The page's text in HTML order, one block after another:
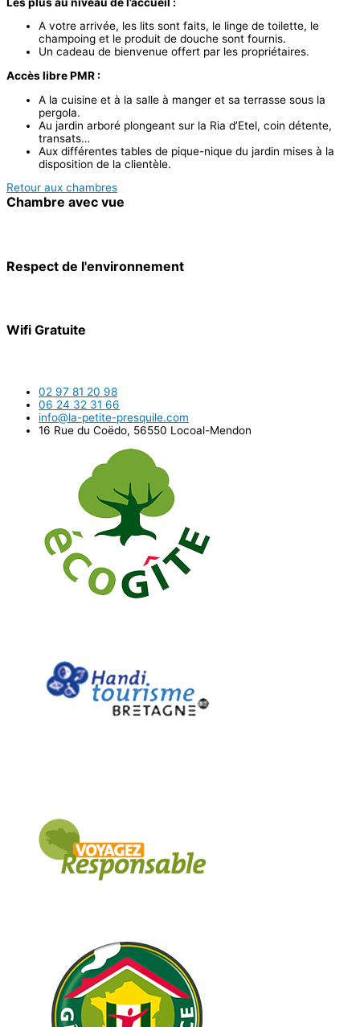
A votre arrivée, les lits sont faits, le linge de toilette, le
champoing et le produit de douche sont fournis.
Un cadeau de bienvenue offert par les propriétaires.
Accès libre PMR :
A la cuisine et à la salle à manger et sa terrasse sous la
pergola.
Au jardin arboré plongeant sur la Ria d’Etel, coin détente,
transats…
Aux différentes tables de pique-nique du jardin mises à la
disposition de la clientèle.
Retour aux chambres
Chambre avec vue
Respect de l'environnement
Wifi Gratuite
02 97 81 20 98
06 24 32 31 66
info@la-petite-presquile.com
16 Rue du Coëdo, 56550 Locoal-Mendon